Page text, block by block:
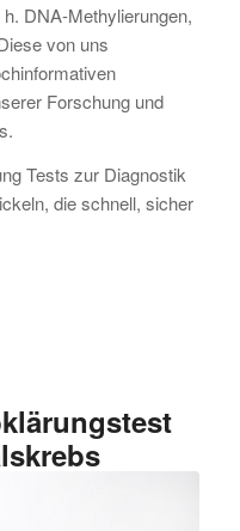
DNA-Methylierungen,
von uns
Forschung und
Tests zur Diagnostik
die schnell, sicher